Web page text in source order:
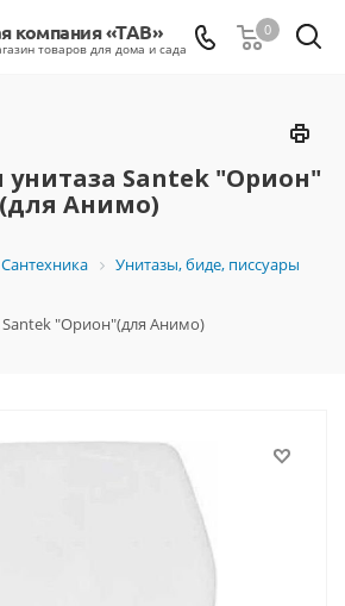
0
унитаза Santek "Орион"
(для Анимо)
Сантехника
Унитазы, биде, писсуары
Santek "Орион"(для Анимо)